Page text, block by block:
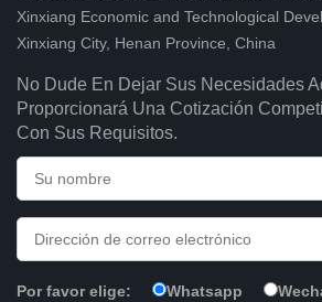
Xinxiang Economic and Technological
Xinxiang City, Henan Province, China
No Dude En Dejar Sus Necesidades
Proporcionará Una Cotización
Con Sus Requisitos.
Por favor elige: Whatsapp